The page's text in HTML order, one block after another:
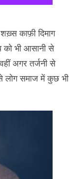
काफ़ी दिमाग
को भी आसानी से
अगर तर्जनी से
लोग समाज में कुछ भी